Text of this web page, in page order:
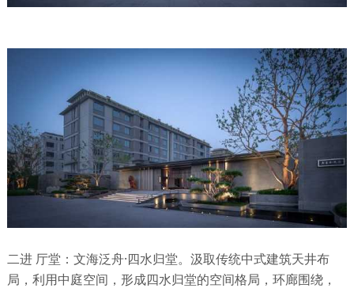
二进 厅堂：文海泛舟·四水归堂。汲取传统中式建筑天井布
局，利用中庭空间，形成四水归堂的空间格局，环廊围绕，